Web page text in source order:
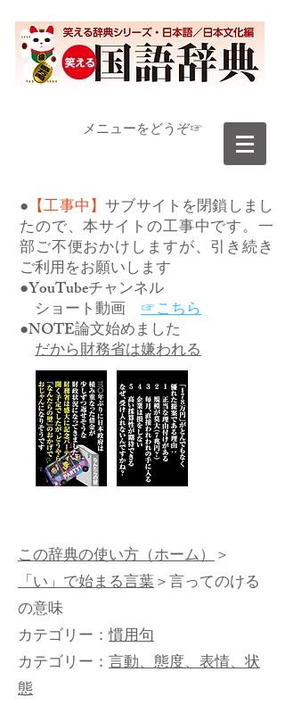
​メニューをどうぞ☞
● 【工事中】サブサイトを閉鎖しまし
たので、本サイトの工事中です。一
部ご不便おかけしますが、引き続き
ご利用をお願いします
●YouTubeチャンネル
ショート動画 ☞こちら
●NOTE論文始めました
だから財務省は嫌われる
この辞典の使い方（ホーム）＞
「い」で始まる言葉＞言ってのける
の意味
カテゴリー：慣用句
カテゴリー： 言動、態度、表情、状
態